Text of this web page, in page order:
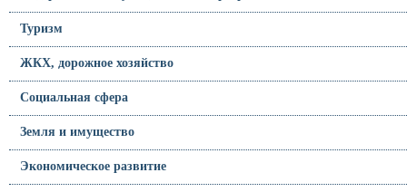
Туризм
ЖКХ, дорожное хозяйство
Социальная сфера
Земля и имущество
Экономическое развитие